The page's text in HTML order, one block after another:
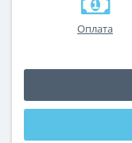
Оплата